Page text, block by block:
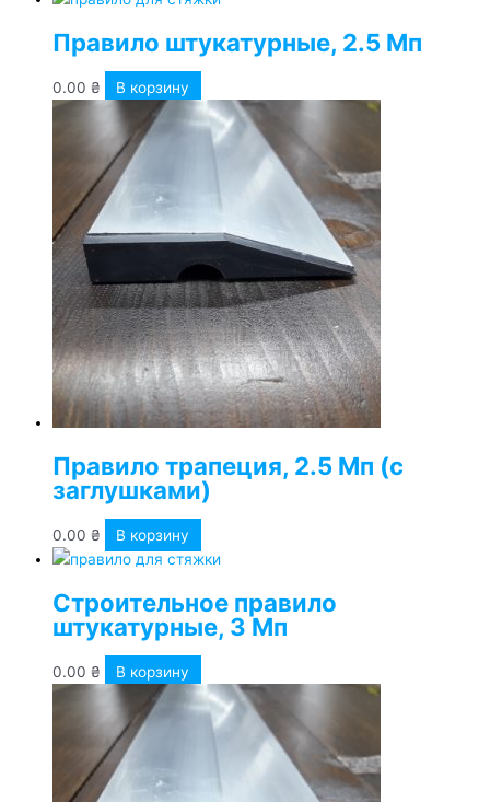
Правило штукатурные, 2.5 Мп
0.00 ₴ В корзину
Правило трапеция, 2.5 Мп (с
заглушками)
0.00 ₴ В корзину
Строительное правило
штукатурные, 3 Мп
0.00 ₴ В корзину